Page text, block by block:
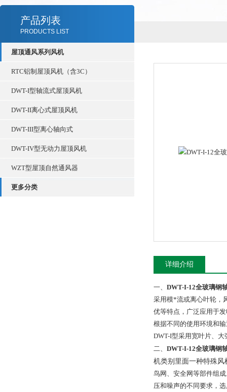
产品列表
PRODUCTS LIST
屋顶通风系列风机
RTC铝制屋顶风机（含3C）
DWT-I型轴流式屋顶风机
DWT-II离心式屋顶风机
DWT-III型离心轴向式
DWT-IV型无动力屋顶风机
WZT型屋顶自然通风器
更多分类
详细介绍
一、 DWT-I-12全玻璃钢
采用模*流或离心叶轮，
优等特点，广泛应用于
根据不同的使用环境和
DWT-I型采用宽叶片、
二、 DWT-I-12全玻璃钢
机类别里面一种特殊
鸟网、安全网等部件组
压和噪声的不同要求，